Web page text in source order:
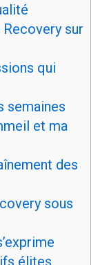
sur
qui
semaines
et ma
des
sous